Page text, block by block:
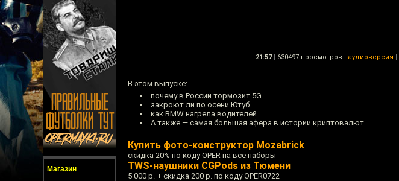
Магазин
21:57 | 630497 просмотров | аудиоверсия |
В этом выпуске:
почему в России тормозит 5G
закроют ли по осени Ютуб
как BMW нагрела водителей
А также — самая большая афера в истории криптовалют
Купить фото-конструктор Mozabrick
скидка 20% по коду OPER на все наборы
TWS-наушники CGPods из Тюмени
5 000 р. + скидка 200 р. по коду OPER0722